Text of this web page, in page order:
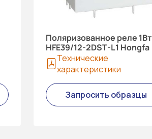
Поляризованное реле 1Вт
HFE39/12-2DST-L1 Hongfa
Технические
характеристики
Запросить образцы